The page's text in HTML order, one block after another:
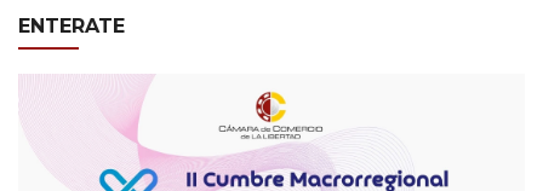
ENTERATE